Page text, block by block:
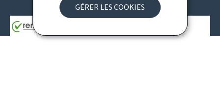
GÉRER LES COOKIES